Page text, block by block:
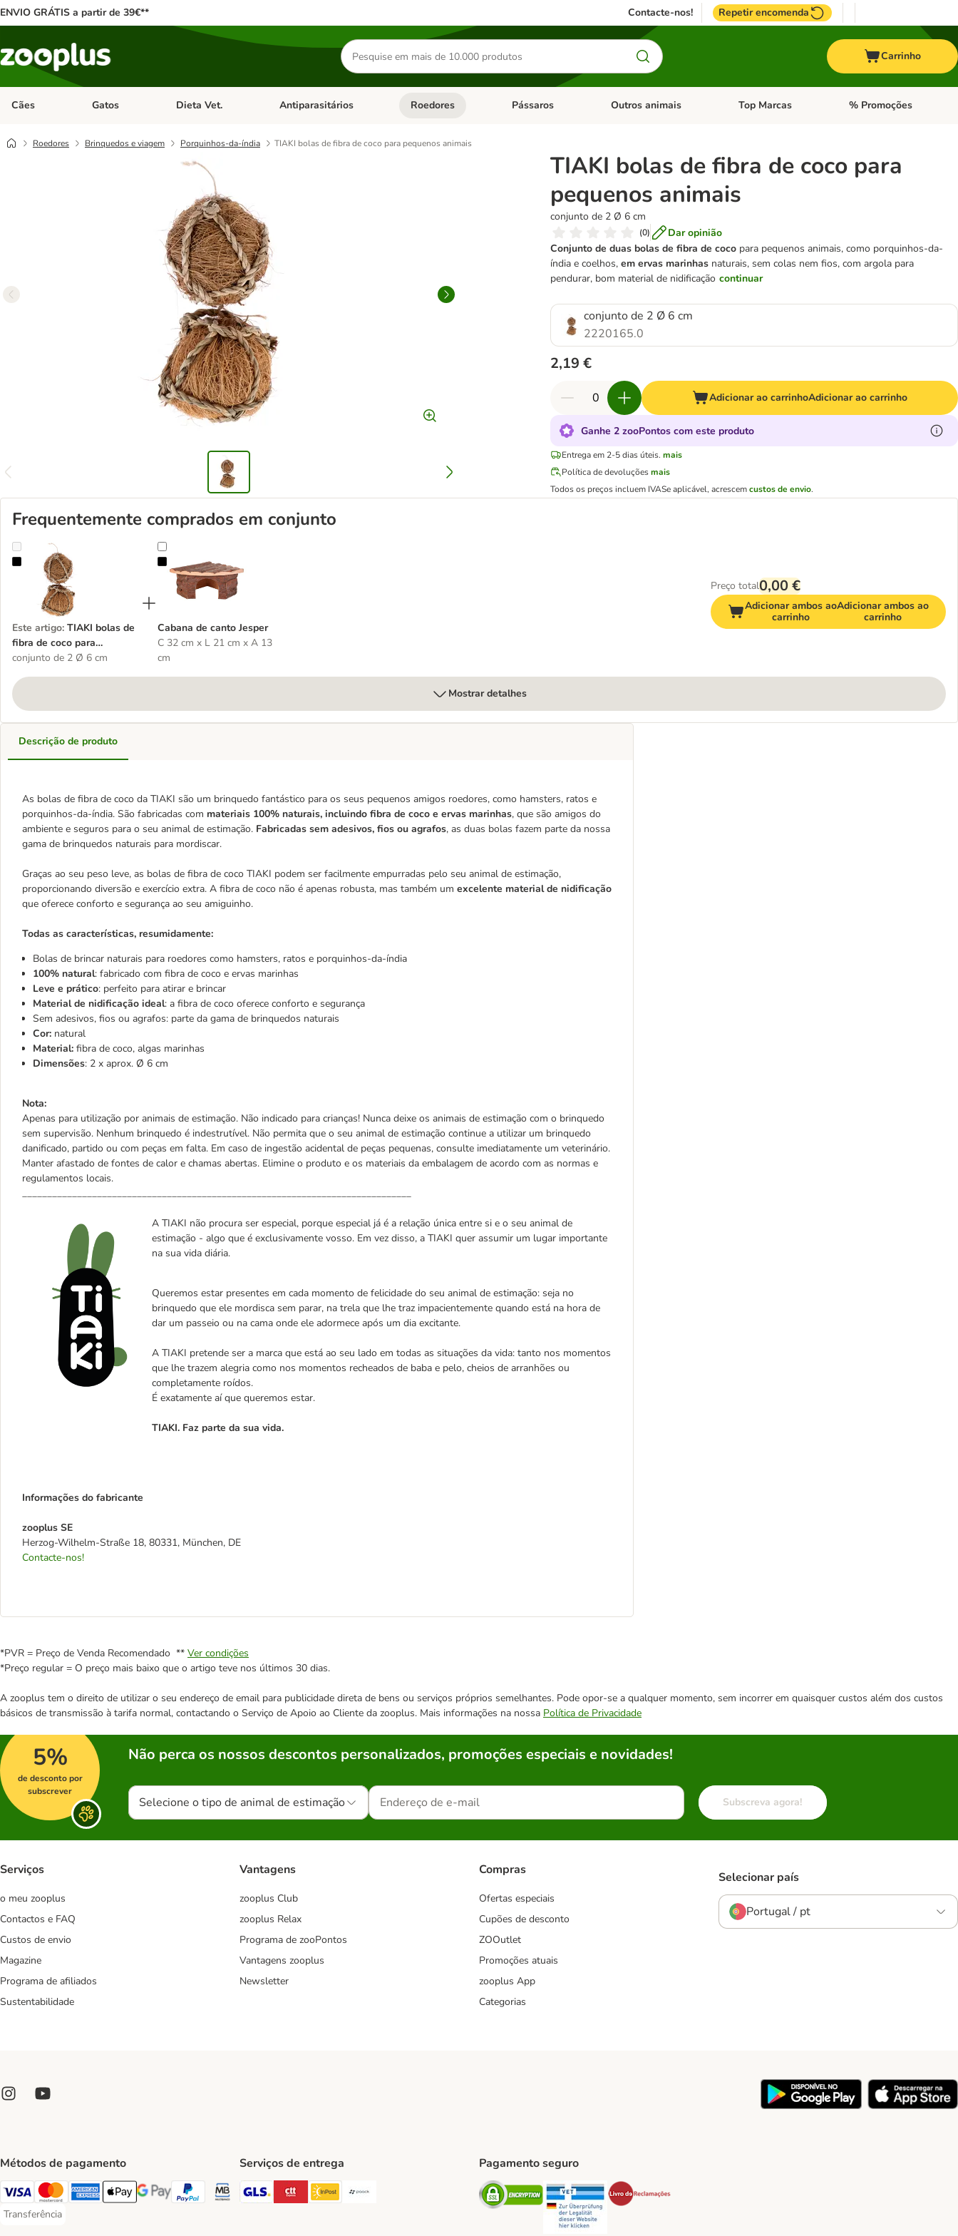
ENVIO GRÁTIS a partir de 39€** Contacte-nos! Repetir encomenda
Pesquisar
produtos
Carrinho
Cães Abrir menu de categoria: Cães
Gatos Abrir menu de categoria: Gatos
Dieta Vet. Abrir menu de categoria: Dieta Vet.
Antiparasitários Abrir menu de categoria: Antiparasitários
Roedores Abrir menu de categoria: Roedores
Pássaros Abrir menu de categoria: Pássaros
Outros animais Abrir menu de categoria: Outros animais
Top Marcas Abrir menu de categoria:
% Promoções
Roedores Brinquedos e viagem Porquinhos-da-índia TIAKI bolas de fibra de coco para pequenos animais
TIAKI bolas de fibra de coco para
pequenos animais
conjunto de 2 Ø 6 cm
(0)
Dar opinião
Conjunto de duas bolas de fibra de coco para pequenos animais, como porquinhos-da-
índia e coelhos, em ervas marinhas naturais, sem colas nem fios, com argola para
pendurar, bom material de nidificação continuar
conjunto de 2 Ø 6 cm
2220165.0
2,19 €
Adicionar ao carrinhoAdicionar ao carrinho
Ganhe 2 zooPontos com este produto
Entrega em 2-5 dias úteis. mais
Política de devoluções mais
Todos os preços incluem IVASe aplicável, acrescemcustos de envio.
Frequentemente comprados em conjunto
TIAKI bolas de fibra de coco para pequenos animais
Este artigo: TIAKI bolas de
fibra de coco para
pequenos animais
conjunto de 2 Ø 6 cm
Cabana de canto Jesper
Cabana de canto Jesper
C 32 cm x L 21 cm x A 13
cm
Preço total0,00 €
Adicionar ambos ao
carrinho
Adicionar ambos ao
carrinho
Mostrar detalhes
Descrição de produto
As bolas de fibra de coco da TIAKI são um brinquedo fantástico para os seus pequenos amigos roedores, como hamsters, ratos e
porquinhos-da-índia. São fabricadas com materiais 100% naturais, incluindo fibra de coco e ervas marinhas, que são amigos do
ambiente e seguros para o seu animal de estimação. Fabricadas sem adesivos, fios ou agrafos, as duas bolas fazem parte da nossa
gama de brinquedos naturais para mordiscar.
Graças ao seu peso leve, as bolas de fibra de coco TIAKI podem ser facilmente empurradas pelo seu animal de estimação,
proporcionando diversão e exercício extra. A fibra de coco não é apenas robusta, mas também um excelente material de nidificação
que oferece conforto e segurança ao seu amiguinho.
Todas as características, resumidamente:
Bolas de brincar naturais para roedores como hamsters, ratos e porquinhos-da-índia
100% natural: fabricado com fibra de coco e ervas marinhas
Leve e prático: perfeito para atirar e brincar
Material de nidificação ideal: a fibra de coco oferece conforto e segurança
Sem adesivos, fios ou agrafos: parte da gama de brinquedos naturais
Cor: natural
Material: fibra de coco, algas marinhas
Dimensões: 2 x aprox. Ø 6 cm
Nota:
Apenas para utilização por animais de estimação. Não indicado para crianças! Nunca deixe os animais de estimação com o brinquedo
sem supervisão. Nenhum brinquedo é indestrutível. Não permita que o seu animal de estimação continue a utilizar um brinquedo
danificado, partido ou com peças em falta. Em caso de ingestão acidental de peças pequenas, consulte imediatamente um veterinário.
Manter afastado de fontes de calor e chamas abertas. Elimine o produto e os materiais da embalagem de acordo com as normas e
regulamentos locais.
______________________________________________________________________________
A TIAKI não procura ser especial, porque especial já é a relação única entre si e o seu animal de
estimação - algo que é exclusivamente vosso. Em vez disso, a TIAKI quer assumir um lugar importante
na sua vida diária.
Queremos estar presentes em cada momento de felicidade do seu animal de estimação: seja no
brinquedo que ele mordisca sem parar, na trela que lhe traz impacientemente quando está na hora de
dar um passeio ou na cama onde ele adormece após um dia excitante.
A TIAKI pretende ser a marca que está ao seu lado em todas as situações da vida: tanto nos momentos
que lhe trazem alegria como nos momentos recheados de baba e pelo, cheios de arranhões ou
completamente roídos.
É exatamente aí que queremos estar.
TIAKI. Faz parte da sua vida.
Informações do fabricante
zooplus SE
Herzog-Wilhelm-Straße 18, 80331, München, DE
Contacte-nos!
*PVR = Preço de Venda Recomendado ** Ver condições
*Preço regular = O preço mais baixo que o artigo teve nos últimos 30 dias.
A zooplus tem o direito de utilizar o seu endereço de email para publicidade direta de bens ou serviços próprios semelhantes. Pode opor-se a qualquer momento, sem incorrer em quaisquer custos além dos custos
básicos de transmissão à tarifa normal, contactando o Serviço de Apoio ao Cliente da zooplus. Mais informações na nossa Política de Privacidade
5%
de desconto por
subscrever
Não perca os nossos descontos personalizados, promoções especiais e novidades!
Selecione o tipo de animal de estimação Subscreva agora!
Serviços
o meu zooplus
Contactos e FAQ
Custos de envio
Magazine
Programa de afiliados
Sustentabilidade
Vantagens
zooplus Club
zooplus Relax
Programa de zooPontos
Vantagens zooplus
Newsletter
Compras
Ofertas especiais
Cupões de desconto
ZOOutlet
Promoções atuais
zooplus App
Categorias
Selecionar país
Portugal / pt
Métodos de pagamento
Visa Payment Method
Mastercard Payment Method
American Express Payment Method
Apple Pay Payment Method
Google Pay Payment Method
PayPal Payment Method
Multibanco Payment Method
Transferência
Transferência Payment Method
Serviços de entrega
GLS Shipping Method
CTTExpress Shipping Method
InPost Shipping Method
Paack Shipping Method
Pagamento seguro
Security Security